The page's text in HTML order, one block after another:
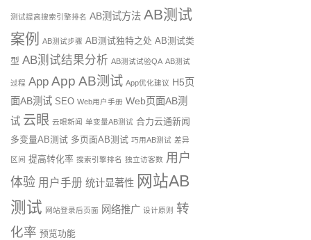
测试提高搜索引擎排名 AB测试方法 AB测试
案例
AB测试步骤 AB测试独特之处 AB测试类
型 AB测试结果分析 AB测试试验QA AB测试
过程 App App AB测试 App优化建议 H5页
面AB测试 SEO Web用户手册 Web页面AB测
试 云眼 云眼新闻 单变量AB测试 合力云通新闻
多变量AB测试 多页面AB测试 巧用AB测试 差异
区间 提高转化率 搜索引擎排名 独立访客数 用户
体验 用户手册 统计显著性 网站AB
测试 网站登录后页面 网络推广 设计原则
转
化率 预览功能